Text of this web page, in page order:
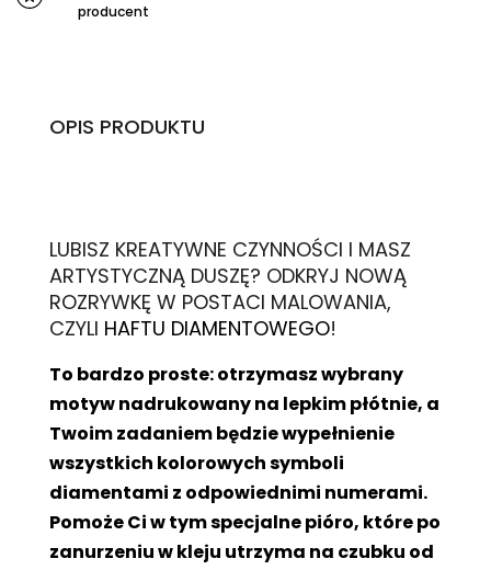
producent
OPIS PRODUKTU
LUBISZ KREATYWNE CZYNNOŚCI I MASZ
ARTYSTYCZNĄ DUSZĘ? ODKRYJ NOWĄ
ROZRYWKĘ W POSTACI MALOWANIA,
CZYLI HAFTU DIAMENTOWEGO!
To bardzo proste: otrzymasz wybrany
motyw nadrukowany na lepkim płótnie, a
Twoim zadaniem będzie wypełnienie
wszystkich kolorowych symboli
diamentami z odpowiednimi numerami.
Pomoże Ci w tym specjalne pióro, które po
zanurzeniu w kleju utrzyma na czubku od